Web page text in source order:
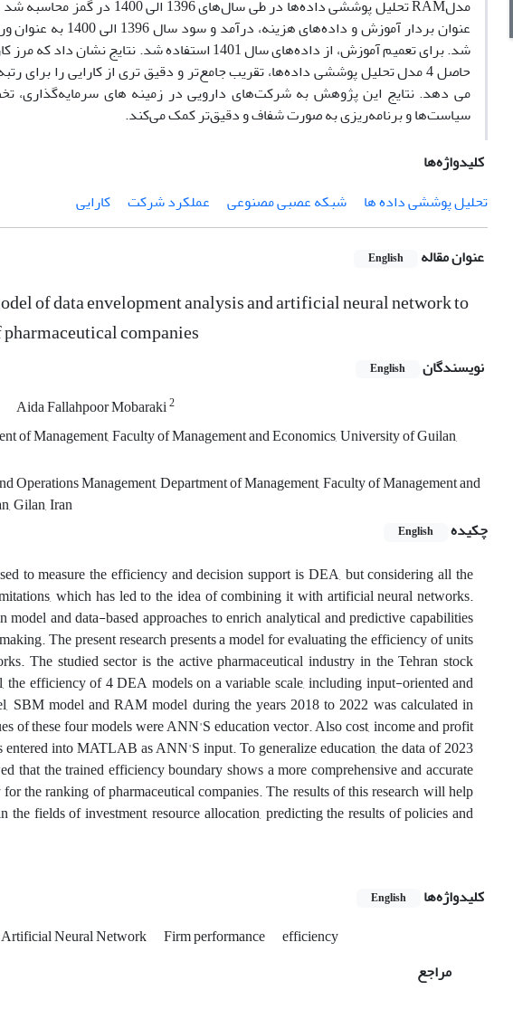
عنوان بردار آموزش و
شد. برای تعمیم آموزش، از داده‌های سال 1401 استفاده شد.
حاصل 4 مدل تحلیل پوششی داده‌ها، تقریب جامع‌تر و دقیق تری از کارایی را برای
می دهد. نتایج این پژوهش به شرکت‌های دارویی در زمینه های سرمایه‌گذاری،
سیاست‌ها و برنامه‌ریزی به صورت شفاف و دقیق‌تر کمک می‌کند.
کلیدواژه‌ها
تحلیل پوششی داده ها
شبکه عصبی مصنوعی عملکرد شرکت کارایی
عنوان مقاله English
of data envelopment analysis and artificial neural network to
companies
نویسندگان English
Aida Fallahpoor Mobaraki2
of Management, Faculty of Management and Economics, University of Guilan,
Operations Management, Department of Management, Faculty of Management and
Gilan, Iran
چکیده
English
to measure the efficiency and decision support is DEA, but considering all the
which has led to the idea of combining it with artificial neural networks.
and data-based approaches to enrich analytical and predictive capabilities
The present research presents a model for evaluating the efficiency of units
The studied sector is the active pharmaceutical industry in the Tehran stock
the efficiency of 4 DEA models on a variable scale, including input-oriented and
SBM model and RAM model during the years 2018 to 2022 was calculated in
of these four models were ANN'S education vector. Also cost, income and profit
into MATLAB as ANN'S input. To generalize education, the data of 2023
that the trained efficiency boundary shows a more comprehensive and accurate
the ranking of pharmaceutical companies. The results of this research will help
the fields of investment, resource allocation, predicting the results of policies and
کلیدواژه‌ها English
Artificial Neural Network Firm performance
efficiency
مراجع